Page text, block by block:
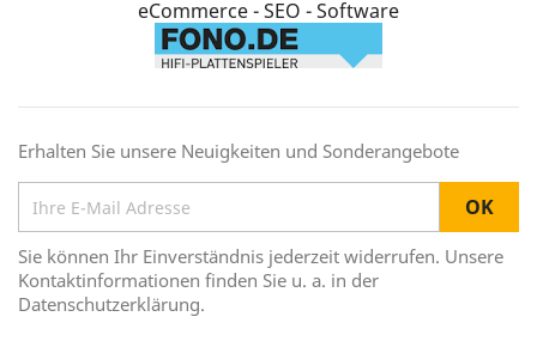
eCommerce - SEO - Software
Erhalten Sie unsere Neuigkeiten und Sonderangebote
Sie können Ihr Einverständnis jederzeit widerrufen. Unsere
Kontaktinformationen finden Sie u. a. in der
Datenschutzerklärung.